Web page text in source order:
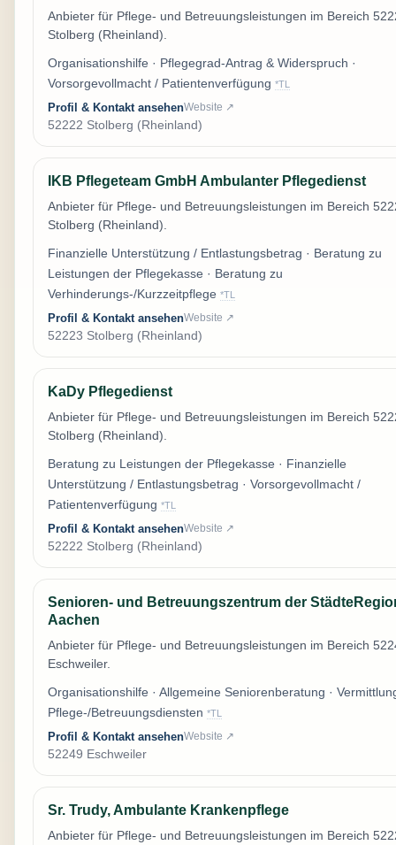
Anbieter für Pflege- und Betreuungsleistungen im Bereich
Stolberg (Rheinland).
Organisationshilfe · Pflegegrad-Antrag & Widerspruch ·
Vorsorgevollmacht / Patientenverfügung *TL
Profil & Kontakt ansehenWebsite ↗
52222 Stolberg (Rheinland)
IKB Pflegeteam GmbH Ambulanter Pflegedienst
Anbieter für Pflege- und Betreuungsleistungen im Bereich
Stolberg (Rheinland).
Finanzielle Unterstützung / Entlastungsbetrag · Beratung zu
Leistungen der Pflegekasse · Beratung zu
Verhinderungs-/Kurzzeitpflege *TL
Profil & Kontakt ansehenWebsite ↗
52223 Stolberg (Rheinland)
KaDy Pflegedienst
Anbieter für Pflege- und Betreuungsleistungen im Bereich
Stolberg (Rheinland).
Beratung zu Leistungen der Pflegekasse · Finanzielle
Unterstützung / Entlastungsbetrag · Vorsorgevollmacht /
Patientenverfügung *TL
Profil & Kontakt ansehenWebsite ↗
52222 Stolberg (Rheinland)
Senioren- und Betreuungszentrum der
Aachen
Anbieter für Pflege- und Betreuungsleistungen im Bereich
Eschweiler.
Organisationshilfe · Allgemeine Seniorenberatung ·
Pflege-/Betreuungsdiensten *TL
Profil & Kontakt ansehenWebsite ↗
52249 Eschweiler
Sr. Trudy, Ambulante Krankenpflege
Anbieter für Pflege- und Betreuungsleistungen im Bereich